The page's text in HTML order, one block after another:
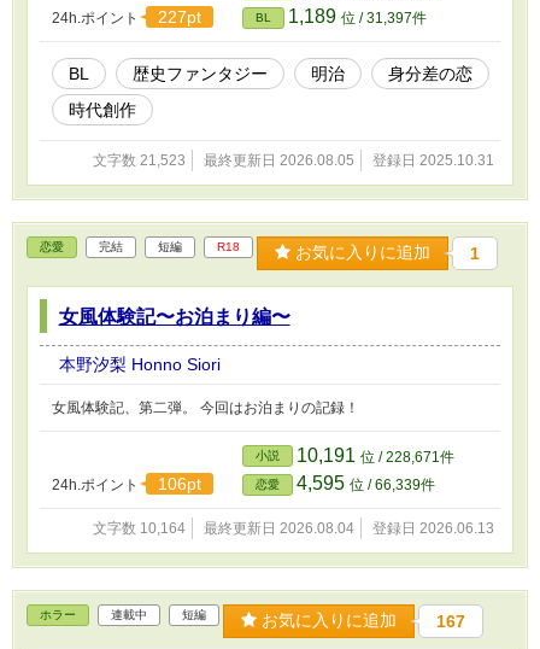
24h.ポイント 227pt BL 1,189 位 / 31,397件
BL 歴史ファンタジー 明治
身分差の恋
時代創作
文字数 21,523 最終更新日 2026.08.05 登録日 2025.10.31
恋愛 完結 短編 R18 お気に入りに追加 1
女風体験記〜お泊まり編〜
本野汐梨 Honno Siori
女風体験記、第二弾。 今回はお泊まりの記録！
24h.ポイント 106pt
小説 10,191 位 / 228,671件
恋愛 4,595 位 / 66,339件
文字数 10,164 最終更新日 2026.08.04 登録日 2026.06.13
ホラー 連載中 短編 お気に入りに追加 167